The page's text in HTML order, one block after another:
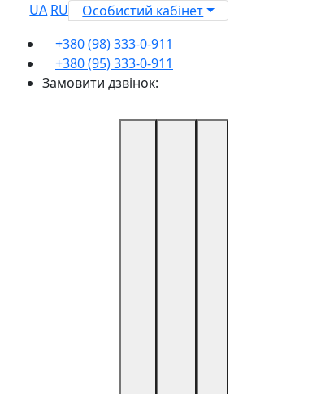
UA RU
Особистий кабінет
+380 (98) 333-0-911
+380 (95) 333-0-911
Замовити дзвінок: